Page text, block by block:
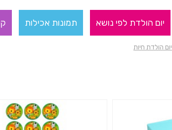
יום הולדת לפי נושא תמונות אכילות
יום הולדת חיות